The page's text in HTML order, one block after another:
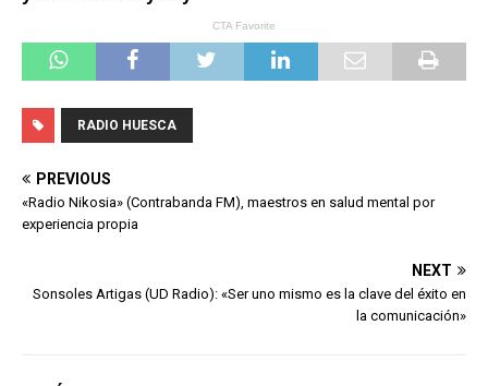
RADIO HUESCA
PREVIOUS
«Radio Nikosia» (Contrabanda FM), maestros en salud mental por
experiencia propia
NEXT
Sonsoles Artigas (UD Radio): «Ser uno mismo es la clave del éxito en
la comunicación»